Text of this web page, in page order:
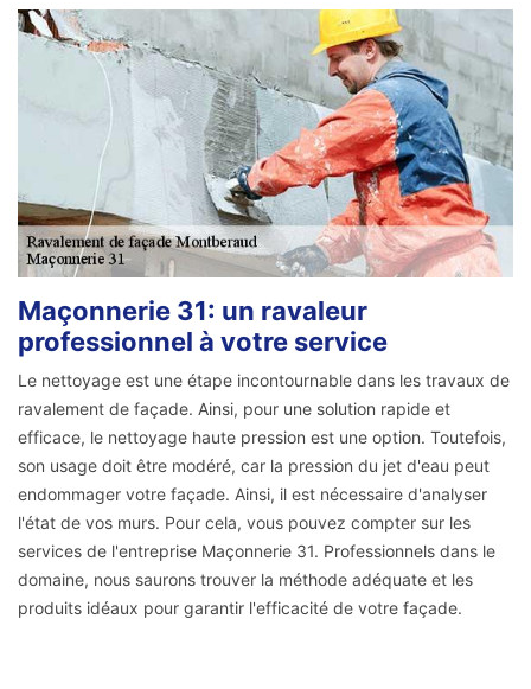
Maçonnerie 31: un ravaleur
professionnel à votre service
Le nettoyage est une étape incontournable dans les travaux de
ravalement de façade. Ainsi, pour une solution rapide et
efficace, le nettoyage haute pression est une option. Toutefois,
son usage doit être modéré, car la pression du jet d'eau peut
endommager votre façade. Ainsi, il est nécessaire d'analyser
l'état de vos murs. Pour cela, vous pouvez compter sur les
services de l'entreprise Maçonnerie 31. Professionnels dans le
domaine, nous saurons trouver la méthode adéquate et les
produits idéaux pour garantir l'efficacité de votre façade.